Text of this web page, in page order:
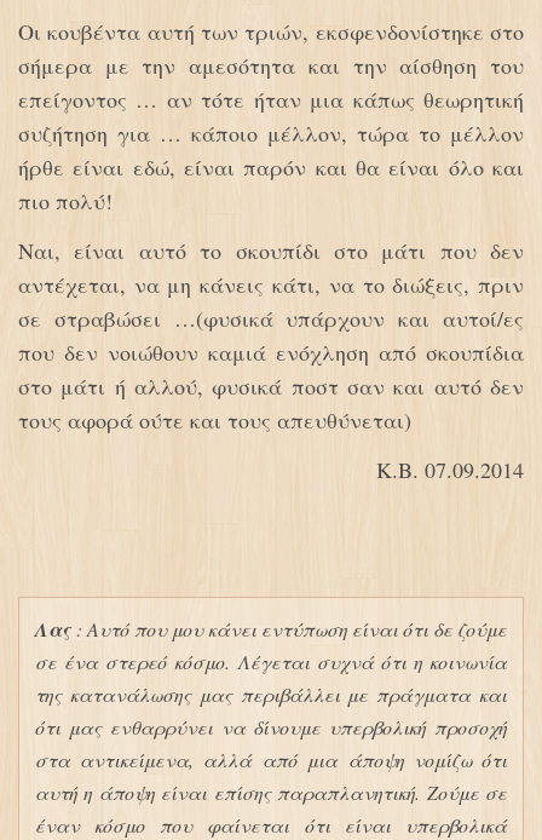
Οι κουβέντα αυτή των τριών, εκσφενδονίστηκε στο
σήμερα με την αμεσότητα και την αίσθηση του
επείγοντος … αν τότε ήταν μια κάπως θεωρητική
συζήτηση για … κάποιο μέλλον, τώρα το μέλλον
ήρθε είναι εδώ, είναι παρόν και θα είναι όλο και
πιο πολύ!
Ναι, είναι αυτό το σκουπίδι στο μάτι που δεν
αντέχεται, να μη κάνεις κάτι, να το διώξεις, πριν
σε στραβώσει …(φυσικά υπάρχουν και αυτοί/ες
που δεν νοιώθουν καμιά ενόχληση από σκουπίδια
στο μάτι ή αλλού, φυσικά ποστ σαν και αυτό δεν
τους αφορά ούτε και τους απευθύνεται)
Κ.Β. 07.09.2014
Λας: Αυτό που μου κάνει εντύπωση είναι ότι δε ζούμε
σε ένα στερεό κόσμο. Λέγεται συχνά ότι η κοινωνία
της κατανάλωσης μας περιβάλλει με πράγματα και
ότι μας ενθαρρύνει να δίνουμε υπερβολική προσοχή
στα αντικείμενα, αλλά από μια άποψη νομίζω ότι
αυτή η άποψη είναι επίσης παραπλανητική. Ζούμε σε
έναν κόσμο που φαίνεται ότι είναι υπερβολικά